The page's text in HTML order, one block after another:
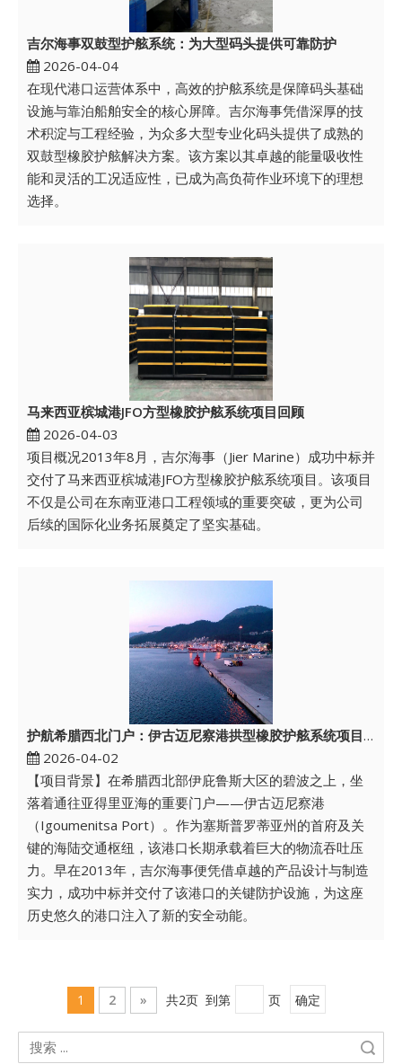
吉尔海事双鼓型护舷系统：为大型码头提供可靠防护
2026-04-04
在现代港口运营体系中，高效的护舷系统是保障码头基础
设施与靠泊船舶安全的核心屏障。吉尔海事凭借深厚的技
术积淀与工程经验，为众多大型专业化码头提供了成熟的
双鼓型橡胶护舷解决方案。该方案以其卓越的能量吸收性
能和灵活的工况适应性，已成为高负荷作业环境下的理想
选择。
马来西亚槟城港JFO方型橡胶护舷系统项目回顾
2026-04-03
项目概况2013年8月，吉尔海事（Jier Marine）成功中标并
交付了马来西亚槟城港JFO方型橡胶护舷系统项目。该项目
不仅是公司在东南亚港口工程领域的重要突破，更为公司
后续的国际化业务拓展奠定了坚实基础。
护航希腊西北门户：伊古迈尼察港拱型橡胶护舷系统项目纪实
2026-04-02
【项目背景】在希腊西北部伊庇鲁斯大区的碧波之上，坐
落着通往亚得里亚海的重要门户——伊古迈尼察港
（Igoumenitsa Port）。作为塞斯普罗蒂亚州的首府及关
键的海陆交通枢纽，该港口长期承载着巨大的物流吞吐压
力。早在2013年，吉尔海事便凭借卓越的产品设计与制造
实力，成功中标并交付了该港口的关键防护设施，为这座
历史悠久的港口注入了新的安全动能。
1 2 » 共2页 到第 页 确定